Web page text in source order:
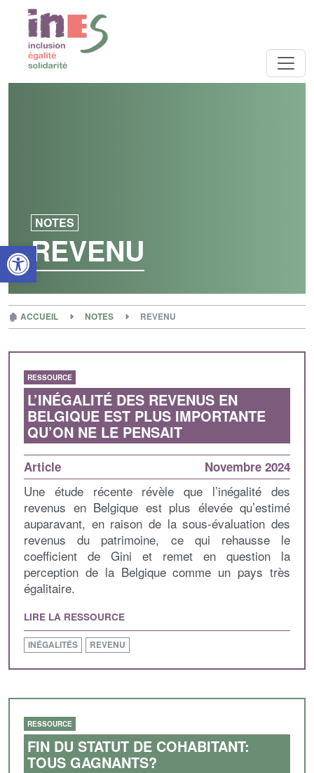
Open toolbar
NOTES
REVENU
🏚 ACCUEIL NOTES REVENU
RESSOURCE
L’INÉGALITÉ DES REVENUS EN
BELGIQUE EST PLUS IMPORTANTE
QU’ON NE LE PENSAIT
Article Novembre 2024
Une étude récente révèle que l’inégalité des
revenus en Belgique est plus élevée qu’estimé
auparavant, en raison de la sous-évaluation des
revenus du patrimoine, ce qui rehausse le
coefficient de Gini et remet en question la
perception de la Belgique comme un pays très
égalitaire.
LIRE LA RESSOURCE
INÉGALITÉS REVENU
RESSOURCE
FIN DU STATUT DE COHABITANT:
TOUS GAGNANTS?